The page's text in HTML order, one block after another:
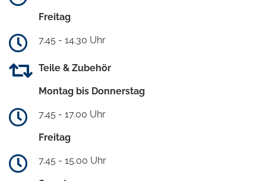
Freitag
7.45 - 14.30 Uhr
Teile & Zubehör
Montag bis Donnerstag
7.45 - 17.00 Uhr
Freitag
7.45 - 15.00 Uhr